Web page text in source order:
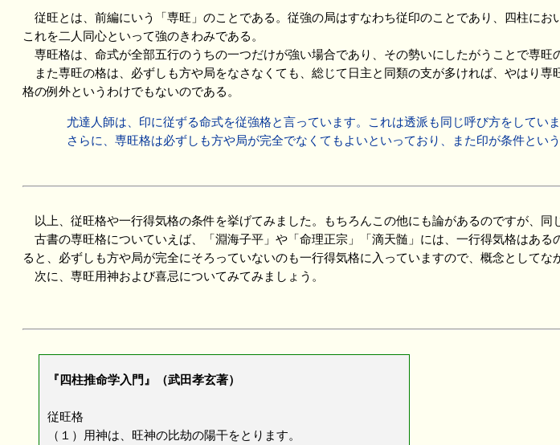
従旺とは、前編にいう「専旺」のことである。従強の局はすなわち従印のことであり、四柱に
これを二人同心といって強のきわみである。
専旺格は、命式が全部五行のうちの一つだけが強い場合であり、その勢いにしたがうことで専旺
また専旺の格は、必ずしも方や局をなさなくても、総じて日主と同類の支が多ければ、やはり
格の例外というわけでもないのである。
尤達人師は、印に従ずる命式を従強格と言っています。これは透派も同じ呼び方をしてい
さらに、専旺格は必ずしも方や局が完全でなくてもよいといっており、また印が条件とい
以上、従旺格や一行得気格の条件を挙げてみました。もちろんこの他にも論があるのですが、同
古書の専旺格についていえば、「淵海子平」や「命理正宗」「滴天髄」には、一行得気格はあ
ると、必ずしも方や局が完全にそろっていないのも一行得気格に入っていますので、概念として
次に、専旺用神および喜忌についてみてみましょう。
『四柱推命学入門』（武田孝玄著）
従旺格
（１）用神は、旺神の比劫の陽干をとります。